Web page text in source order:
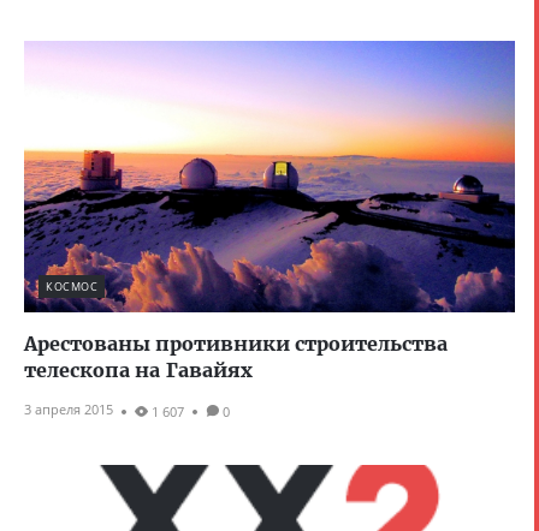
КОСМОС
Арестованы противники строительства
телескопа на Гавайях
3 апреля 2015 1 607 0